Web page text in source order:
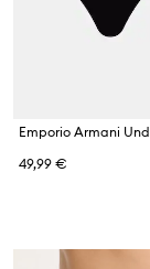
49,99 €